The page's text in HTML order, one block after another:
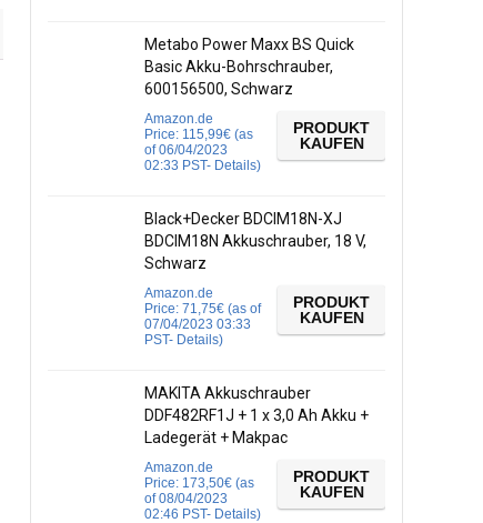
Metabo Power Maxx BS Quick
Basic Akku-Bohrschrauber,
600156500, Schwarz
Amazon.de
Price: 115,99€ (as
of 06/04/2023
02:33 PST- Details)
PRODUKT
KAUFEN
Black+Decker BDCIM18N-XJ
BDCIM18N Akkuschrauber, 18 V,
Schwarz
Amazon.de
Price: 71,75€ (as of
07/04/2023 03:33
PST- Details)
PRODUKT
KAUFEN
MAKITA Akkuschrauber
DDF482RF1J + 1 x 3,0 Ah Akku +
Ladegerät + Makpac
Amazon.de
Price: 173,50€ (as
of 08/04/2023
02:46 PST- Details)
PRODUKT
KAUFEN